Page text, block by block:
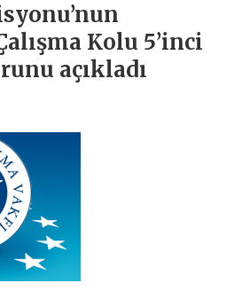
Kolu 5’inci
açıkladı